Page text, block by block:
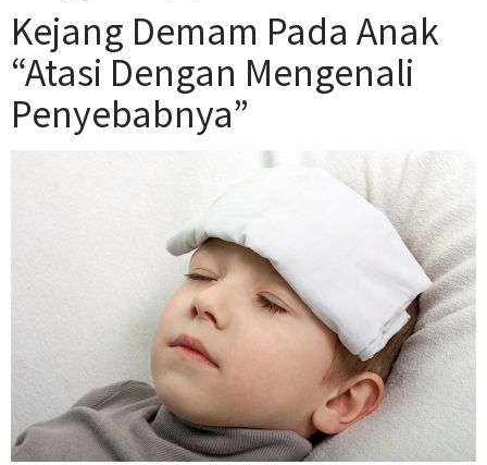
Kejang Demam Pada Anak
“Atasi Dengan Mengenali
Penyebabnya”